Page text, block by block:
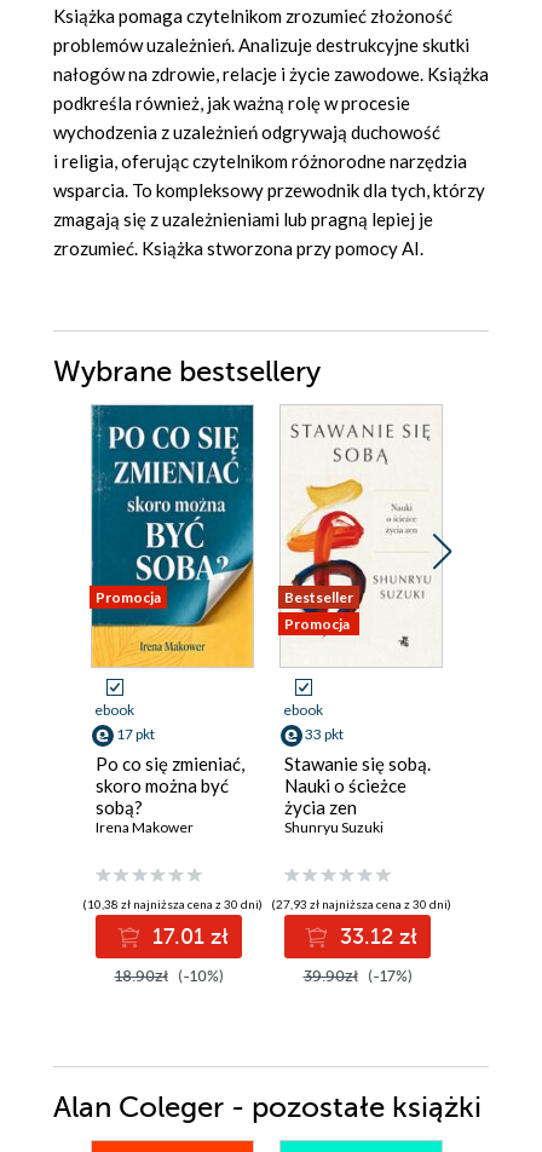
Książka pomaga czytelnikom zrozumieć złożoność
problemów uzależnień. Analizuje destrukcyjne skutki
nałogów na zdrowie, relacje i życie zawodowe. Książka
podkreśla również, jak ważną rolę w procesie
wychodzenia z uzależnień odgrywają duchowość
i religia, oferując czytelnikom różnorodne narzędzia
wsparcia. To kompleksowy przewodnik dla tych, którzy
zmagają się z uzależnieniami lub pragną lepiej je
zrozumieć. Książka stworzona przy pomocy AI.
Wybrane bestsellery
Promocja
ebook
17 pkt
Po co się zmieniać,
skoro można być
sobą?
Irena Makower
(10,38 zł najniższa cena z 30 dni)
17.01 zł
18.90zł (-10%)
Bestseller
Promocja
ebook
33 pkt
Stawanie się sobą.
Nauki o ścieżce
życia zen
Shunryu Suzuki
(27,93 zł najniższa cena z 30 dni)
33.12 zł
39.90zł (-17%)
Alan Coleger - pozostałe książki